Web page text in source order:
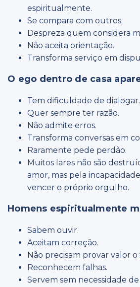
espiritualmente.
Se compara com outros.
Despreza quem considera
Não aceita orientação.
Transforma serviço em
O ego dentro de casa
Tem dificuldade de dialogar.
Quer sempre ter razão.
Não admite erros.
Transforma conversas em
Raramente pede perdão.
Muitos lares não são
amor, mas pela
vencer o próprio orgulho.
Homens espiritualmente
Sabem ouvir.
Aceitam correção.
Não precisam provar valor
Reconhecem falhas.
Servem sem necessidade de